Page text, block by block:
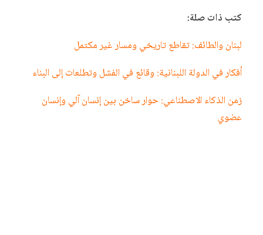
كتب ذات صلة:
لبنان والطائف: تقاطع تاريخي ومسار غير مكتمل
أفكار في الدولة اللبنانية: وقائع في الفشل وتطلعات إلى البناء
زمن الذكاء الاصطناعي: حوار ساخن بين إنسان آلي وإنسان
عضوي